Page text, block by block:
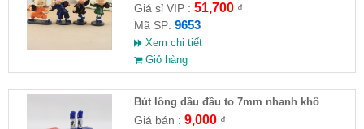
Giá sỉ VIP : 51,700₫
Mã SP: 9653
Xem chi tiết
Giỏ hàng
Bút lông dầu đầu to 7mm nhanh khô
Giá bán : 9,000₫